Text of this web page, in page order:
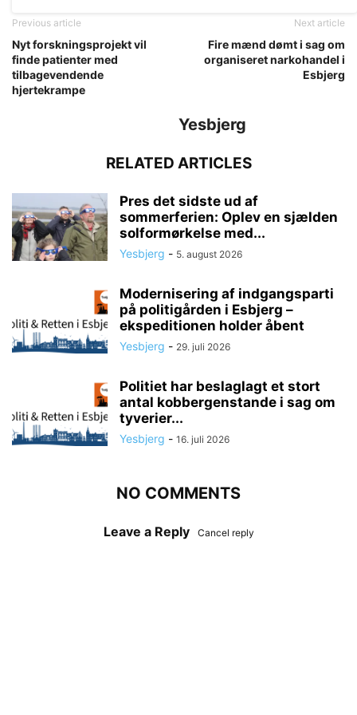
Previous article
Nyt forskningsprojekt vil
finde patienter med
tilbagevendende
hjertekrampe
Next article
Fire mænd dømt i sag om
organiseret narkohandel i
Esbjerg
Yesbjerg
RELATED ARTICLES
Pres det sidste ud af
sommerferien: Oplev en sjælden
solformørkelse med...
Yesbjerg - 5. august 2026
Modernisering af indgangsparti
på politigården i Esbjerg –
ekspeditionen holder åbent
Yesbjerg - 29. juli 2026
Politiet har beslaglagt et stort
antal kobbergenstande i sag om
tyverier...
Yesbjerg - 16. juli 2026
NO COMMENTS
Leave a Reply Cancel reply